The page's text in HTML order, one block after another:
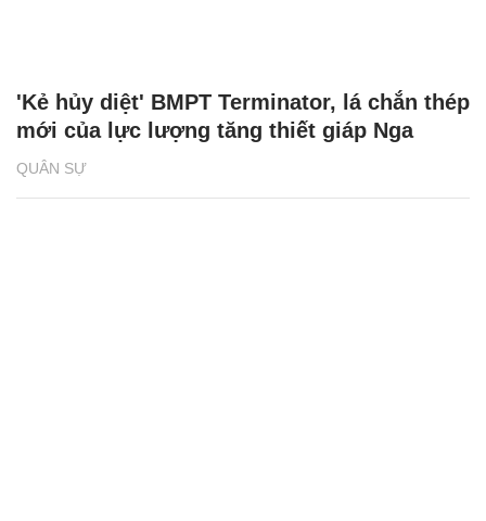
QUÂN SỰ
'Kẻ hủy diệt' BMPT Terminator, lá chắn thép
mới của lực lượng tăng thiết giáp Nga